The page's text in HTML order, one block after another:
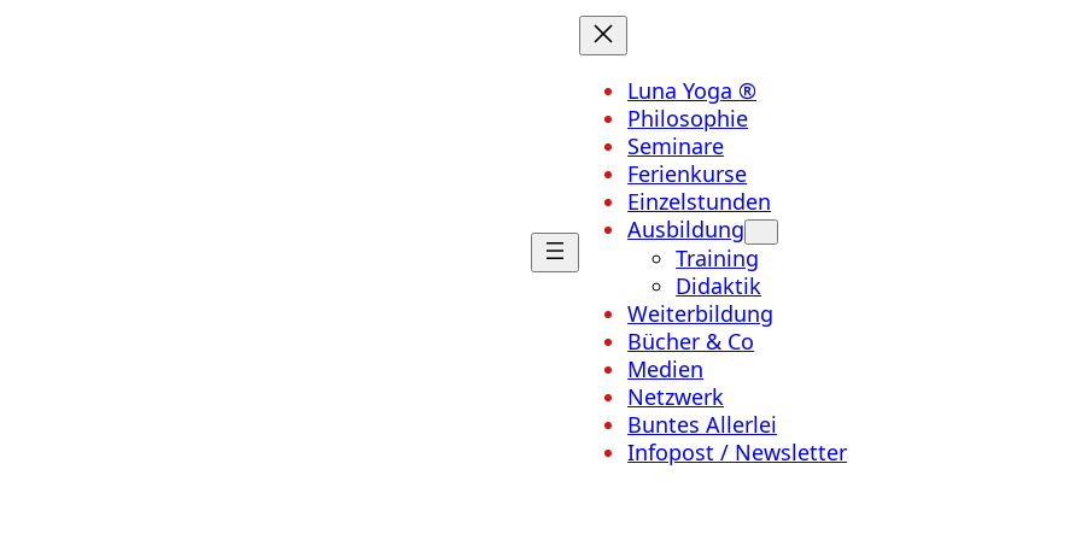
Luna Yoga ®
Philosophie
Seminare
Ferienkurse
Einzelstunden
Ausbildung
Training
Didaktik
Weiterbildung
Bücher & Co
Medien
Netzwerk
Buntes Allerlei
Infopost / Newsletter